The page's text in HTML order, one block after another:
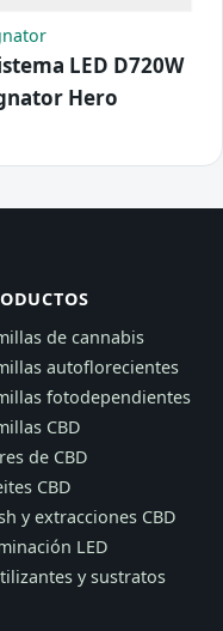
LED D720W
Hero
de cannabis
autoflorecientes
fotodependientes
CBD
de CBD
CBD
y extracciones CBD
LED
y sustratos